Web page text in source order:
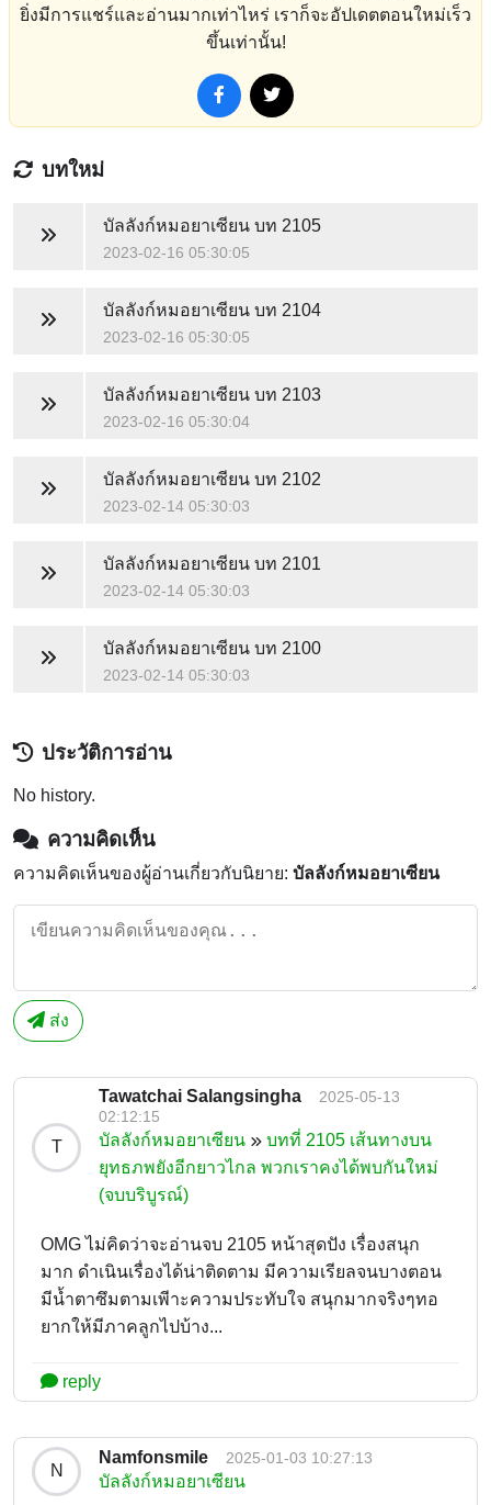
ยิ่งมีการแชร์และอ่านมากเท่าไหร่ เราก็จะอัปเดตตอนใหม่เร็ว
ขึ้นเท่านั้น!
บทใหม่
บัลลังก์หมอยาเซียนบท 2105
2023-02-16 05:30:05
บัลลังก์หมอยาเซียนบท 2104
2023-02-16 05:30:05
บัลลังก์หมอยาเซียนบท 2103
2023-02-16 05:30:04
บัลลังก์หมอยาเซียนบท 2102
2023-02-14 05:30:03
บัลลังก์หมอยาเซียนบท 2101
2023-02-14 05:30:03
บัลลังก์หมอยาเซียนบท 2100
2023-02-14 05:30:03
ประวัติการอ่าน
No history.
ความคิดเห็น
ความคิดเห็นของผู้อ่านเกี่ยวกับนิยาย: บัลลังก์หมอยาเซียน
ส่ง
T
Tawatchai Salangsingha
2025-05-13
02:12:15
บัลลังก์หมอยาเซียน
บทที่ 2105 เส้นทางบน
ยุทธภพยังอีกยาวไกล พวกเราคงได้พบกันใหม่
(จบบริบูรณ์)
OMG ไม่คิดว่าจะอ่านจบ 2105 หน้าสุดปัง เรื่องสนุก
มาก ดำเนินเรื่องได้น่าติดตาม มีความเรียลจนบางตอน
มีน้ำตาซึมตามเพีาะความประทับใจ สนุกมากจริงๆทอ
ยากให้มีภาคลูกไปบ้าง...
reply
N
Namfonsmile 2025-01-03 10:27:13
บัลลังก์หมอยาเซียน